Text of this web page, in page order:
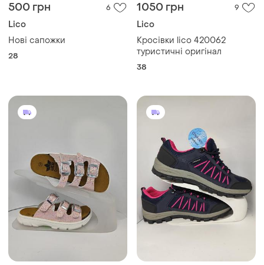
500 грн 6
Lico
Нові сапожки
28
1050 грн 9
Lico
Кросівки lico 420062
туристичні оригінал
38